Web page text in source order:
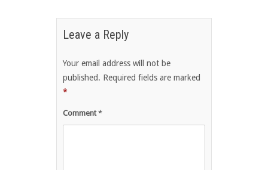
Leave a Reply
Your email address will not be
published. Required fields are marked
*
Comment*